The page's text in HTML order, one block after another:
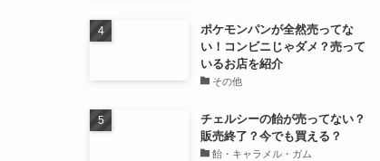
ポケモンパンが全然売ってな
い！コンビニじゃダメ？売って
いるお店を紹介
その他
チェルシーの飴が売ってない？
販売終了？今でも買える？
飴・キャラメル・ガム